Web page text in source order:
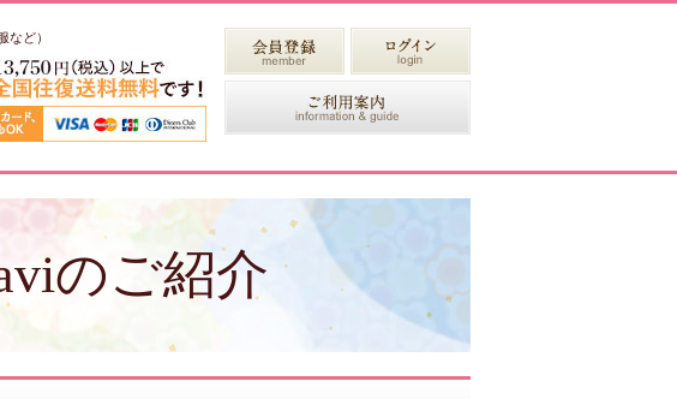
など）
のご紹介